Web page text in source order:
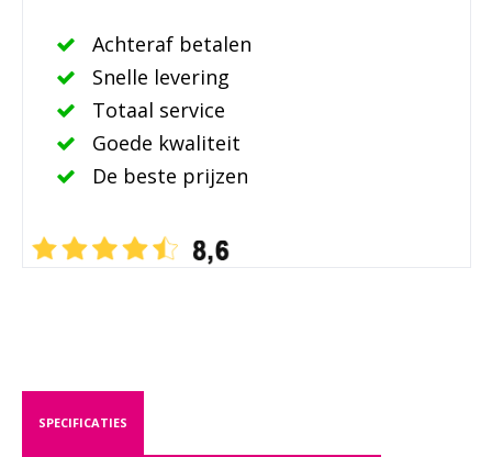
Achteraf betalen
Snelle levering
Totaal service
Goede kwaliteit
De beste prijzen
SPECIFICATIES